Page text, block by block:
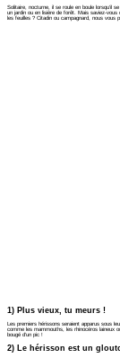
Solitaire, nocturne, il se roule en boule lorsqu’il
un jardin ou en lisière de forêt. Mais saviez-vous
les feuilles ? Citadin ou campagnard, nous vous
1) Plus vieux, tu meurs !
Les premiers hérissons seraient apparus sous
comme les mammouths, les rhinocéros laineux
bougé d’un pic !
2) Le hérisson est un